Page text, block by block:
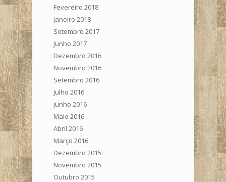
Fevereiro 2018
Janeiro 2018
Setembro 2017
Junho 2017
Dezembro 2016
Novembro 2016
Setembro 2016
Julho 2016
Junho 2016
Maio 2016
Abril 2016
Março 2016
Dezembro 2015
Novembro 2015
Outubro 2015